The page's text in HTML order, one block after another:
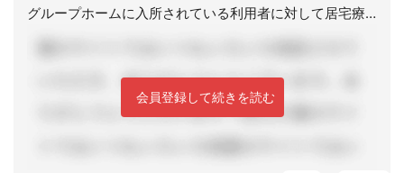
グループホームに入所されている利用者に対して居宅療養管理指導って必要なのでしょう
会員登録して続きを読む